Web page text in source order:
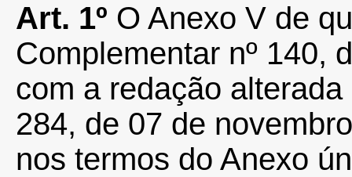
Art. 1º O Anexo V de
Complementar nº 140,
com a redação
284, de 07 de
nos termos do Anexo